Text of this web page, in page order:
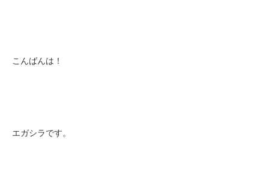
こんばんは！
エガシラです。